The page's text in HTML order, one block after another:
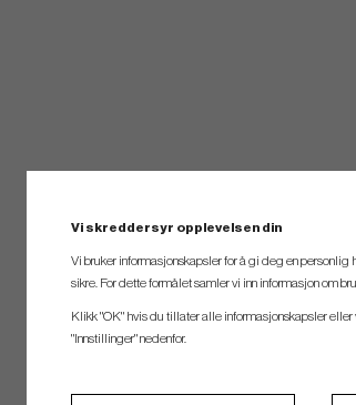
Vi skreddersyr opplevelsen din
Vi bruker informasjonskapsler for å gi deg en
sikre. For dette formålet samler vi inn informasjon om
Klikk "OK" hvis du tillater alle informasjonskapsler
"Innstillinger" nedenfor.